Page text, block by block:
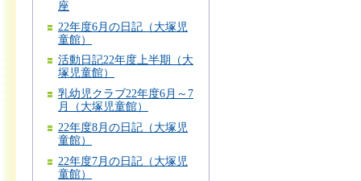
座
22年度6月の日記（大塚児
童館）
活動日記22年度上半期（大
塚児童館）
乳幼児クラブ22年度6月～7
月（大塚児童館）
22年度8月の日記（大塚児
童館）
22年度7月の日記（大塚児
童館）